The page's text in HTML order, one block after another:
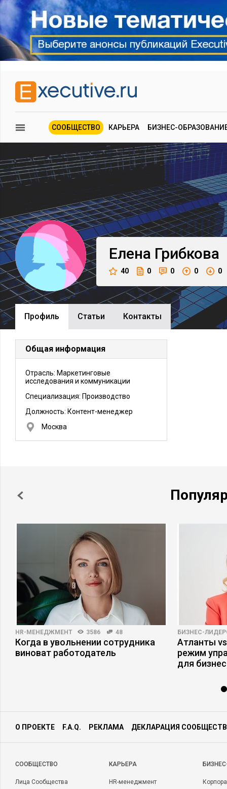
СООБЩЕСТВО КАРЬЕРА БИЗНЕС-
Елена Грибкова
40 0 0 0 0
Профиль Cтатьи Контакты
Общая информация
Отрасль: Маркетинговые
исследования и коммуникации
Специализация: Производство
Должность: Контент-менеджер
Москва
HR-МЕНЕДЖМЕНТ 3586 48
Когда в увольнении сотрудника
виноват работодатель
БИЗНЕС-
Атланты
режим
для
О ПРОЕКТЕ F.A.Q. РЕКЛАМА ДЕКЛАРАЦИЯ
CООБЩЕСТВО
Лица Сообщества
КАРЬЕРА
HR-менеджмент